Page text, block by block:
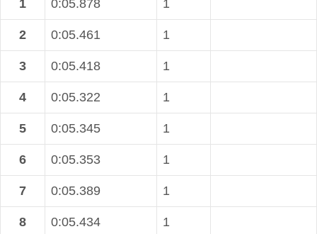
1 0:05.878 1
2 0:05.461 1
3 0:05.418 1
4 0:05.322 1
5 0:05.345 1
6 0:05.353 1
7 0:05.389 1
8 0:05.434 1